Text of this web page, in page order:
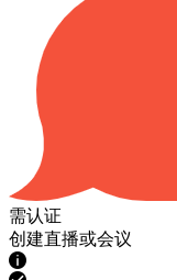
需认证
创建直播或会议